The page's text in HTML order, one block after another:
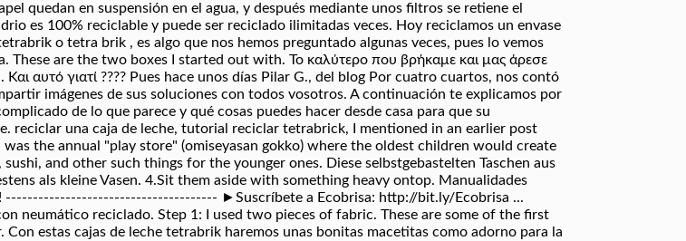
quedan en suspensión en el agua, y después mediante unos filtros se retiene el
es 100% reciclable y puede ser reciclado ilimitadas veces. Hoy reciclamos un envase
o tetra brik , es algo que nos hemos preguntado algunas veces, pues lo vemos
These are the two boxes I started out with. Το καλύτερο που βρήκαμε και μας άρεσε
Και αυτό γιατί ???? Pues hace unos días Pilar G., del blog Por cuatro cuartos, nos contó
imágenes de sus soluciones con todos vosotros. A continuación te explicamos por
de lo que parece y qué cosas puedes hacer desde casa para que su
reciclar una caja de leche, tutorial reciclar tetrabrick, I mentioned in an earlier post
the annual "play store" (omiseyasan gokko) where the oldest children would create
and other such things for the younger ones. Diese selbstgebastelten Taschen aus
als kleine Vasen. 4.Sit them aside with something heavy ontop. Manualidades
--------------------------------------- ►Suscríbete a Ecobrisa: http://bit.ly/Ecobrisa ...
neumático reciclado. Step 1: I used two pieces of fabric. These are some of the first
estas cajas de leche tetrabrik haremos unas bonitas macetitas como adorno para la